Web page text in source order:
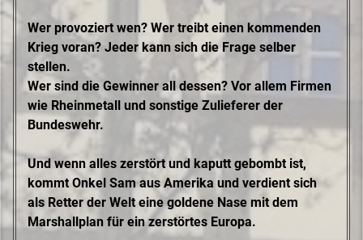
Wer provoziert wen? Wer treibt einen kommenden
Krieg voran? Jeder kann sich die Frage selber
stellen.
Wer sind die Gewinner all dessen? Vor allem Firmen
wie Rheinmetall und sonstige Zulieferer der
Bundeswehr.
Und wenn alles zerstört und kaputt gebombt ist,
kommt Onkel Sam aus Amerika und verdient sich
als Retter der Welt eine goldene Nase mit dem
Marshallplan für ein zerstörtes Europa.